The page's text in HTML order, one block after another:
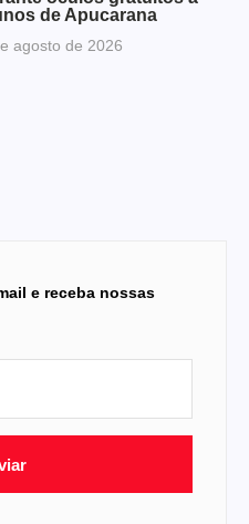
de Apucarana
agosto de 2026
e receba nossas